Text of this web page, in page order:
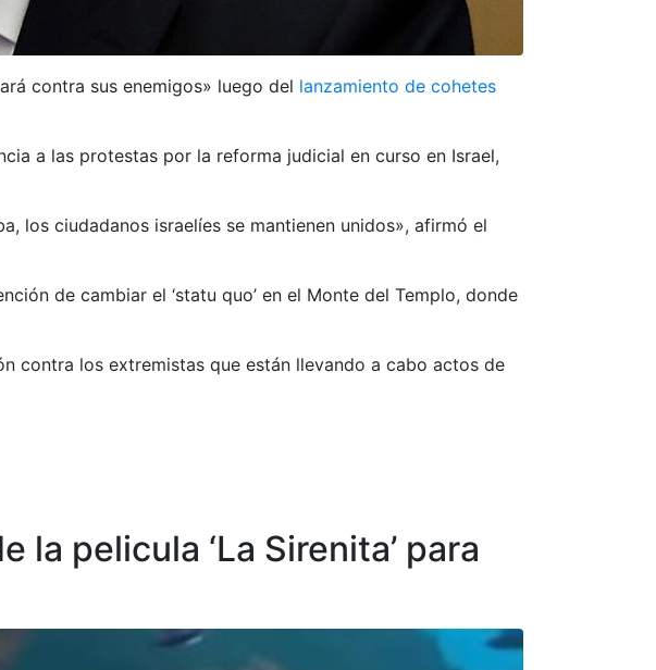
contra sus enemigos» luego del lanzamiento de cohetes
a las protestas por la reforma judicial en curso en Israel,
los ciudadanos israelíes se mantienen unidos», afirmó el
de cambiar el ‘statu quo’ en el Monte del Templo, donde
contra los extremistas que están llevando a cabo actos de
pelicula ‘La Sirenita’ para